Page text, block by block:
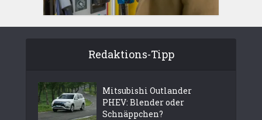
Redaktions-Tipp
Mitsubishi Outlander
PHEV: Blender oder
Schnäppchen?